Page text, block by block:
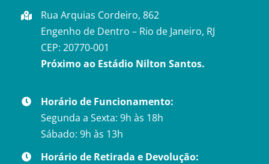
Rua Arquias Cordeiro, 862
Engenho de Dentro – Rio de Janeiro, RJ
CEP: 20770-001
Próximo ao Estádio Nilton Santos.
Horário de Funcionamento:
Segunda a Sexta: 9h às 18h
Sábado: 9h às 13h
Horário de Retirada e Devolução: